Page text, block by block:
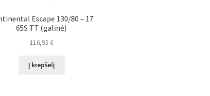
Escape 130/80 – 17
65S TT (galinė)
116,95 €
Į krepšelį